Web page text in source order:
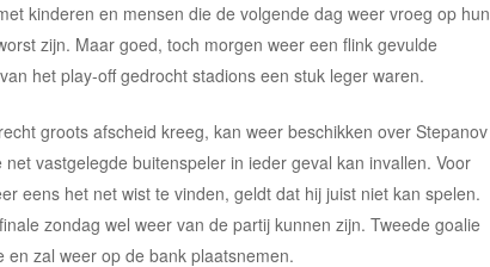
kinderen en mensen die de volgende dag weer vroeg op hun
zijn. Maar goed, toch morgen weer een flink gevulde
het play-off gedrocht stadions een stuk leger waren.
groots afscheid kreeg, kan weer beschikken over Stepanov
vastgelegde buitenspeler in ieder geval kan invallen. Voor
eens het net wist te vinden, geldt dat hij juist niet kan spelen.
zondag wel weer van de partij kunnen zijn. Tweede goalie
zal weer op de bank plaatsnemen.